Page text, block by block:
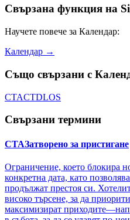
Свързана функция на
Научете повече за Календар:
Календар →
Също свързани с
CTACTDLOS
Свързани термини
CTAЗатворено за пристигане
Ограничение, което блокира
конкретна дата, като
продължат престоя си.
високо търсене, за да
максимизират